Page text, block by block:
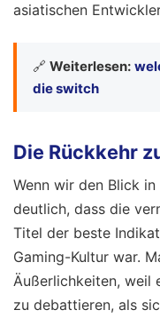
asiatischen
🔗 Weiterlesen:
die switch
Die Rückkehr
Wenn wir den Blick
deutlich, dass die
Titel der beste
Gaming-Kultur war.
Äußerlichkeiten, weil
zu debattieren, als